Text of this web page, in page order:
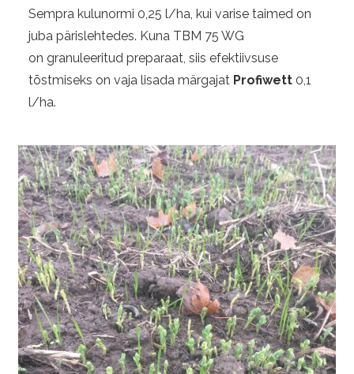
Sempra kulunormi 0,25 l/ha, kui varise taimed on
juba pärislehtedes. Kuna TBM 75 WG
on granuleeritud preparaat, siis efektiivsuse
tõstmiseks on vaja lisada märgajat Profiwett 0,1
l/ha.